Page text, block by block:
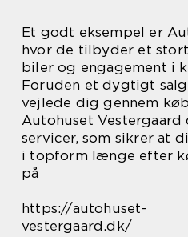
Et godt eksempel er
hvor de tilbyder et
biler og engagement i
Foruden et dygtigt
vejlede dig gennem
Autohuset
servicer, som sikrer at
i topform længe efter
på
https://autohuset-
vestergaard.dk/